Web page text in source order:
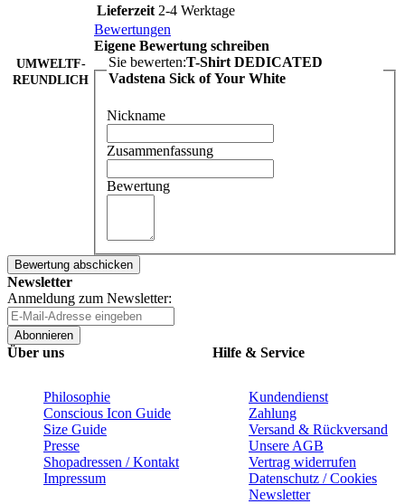
UMWELTF-
REUNDLICH
Lieferzeit 2-4 Werktage
Bewertungen
Eigene Bewertung schreiben
Sie bewerten:T-Shirt DEDICATED
Vadstena Sick of Your White
Nickname
Zusammenfassung
Bewertung
Bewertung abschicken
Newsletter
Anmeldung zum Newsletter:
Abonnieren
Über uns
Philosophie
Conscious Icon Guide
Size Guide
Presse
Shopadressen / Kontakt
Impressum
Hilfe & Service
Kundendienst
Zahlung
Versand & Rückversand
Unsere AGB
Vertrag widerrufen
Datenschutz / Cookies
Newsletter